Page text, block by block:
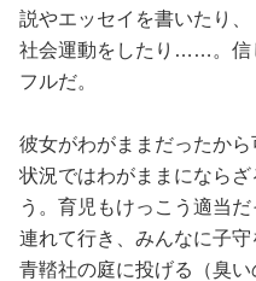
説やエッセイを書いたり、
社会運動をしたり……。信
フルだ。
彼女がわがままだったか
状況ではわがままになら
う。育児もけっこう適当
連れて行き、みんなに子
青鞜社の庭に投げる（臭